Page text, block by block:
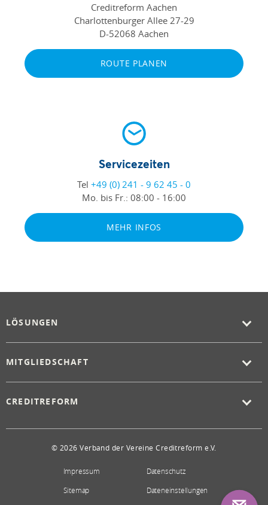
Creditreform Aachen
Charlottenburger Allee 27-29
D-52068 Aachen
ROUTE PLANEN
Servicezeiten
Tel +49 (0) 241 - 9 62 45 - 0
Mo. bis Fr.: 08:00 - 16:00
MEHR INFOS
LÖSUNGEN
MITGLIEDSCHAFT
CREDITREFORM
© 2026 Verband der Vereine Creditreform e.V.
Impressum
Datenschutz
Sitemap
Dateneinstellungen